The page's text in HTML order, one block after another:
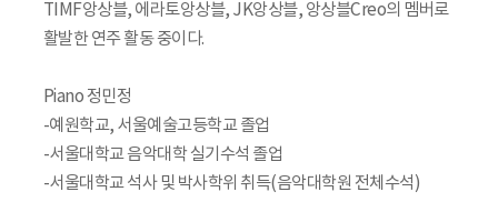
TIMF앙상블, 에라토앙상블, JK앙상블, 앙상블Creo의 멤버로
활발한 연주 활동 중이다.
Piano 정민정
-예원학교, 서울예술고등학교 졸업
-서울대학교 음악대학 실기수석 졸업
-서울대학교 석사 및 박사학위 취득(음악대학원 전체수석)